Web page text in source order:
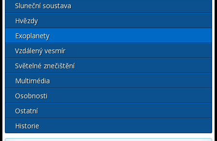
Sluneční soustava
Hvězdy
Exoplanety
Vzdálený vesmír
Světelné znečištění
Multimédia
Osobnosti
Ostatní
Historie